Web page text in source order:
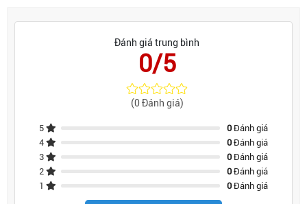
Đánh giá trung bình
0/5
(0 Đánh giá)
5 0Đánh giá
4
0Đánh giá
3
0Đánh giá
2
0Đánh giá
1
0Đánh giá